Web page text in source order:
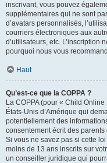
inscrivant, vous pouvez
supplémentaires qui ne sont
d’avatars personnalisés,
courriers électroniques aux
d’utilisateurs, etc. L’inscription
pourquoi nous vous
Haut
Qu’est-ce que la COPPA ?
La COPPA (pour « Child
États-Unis d’Amérique qui
potentiellement des
consentement écrit des
Si vous ne savez pas si cette
moins de 13 ans inscrits sur
un conseiller juridique qui